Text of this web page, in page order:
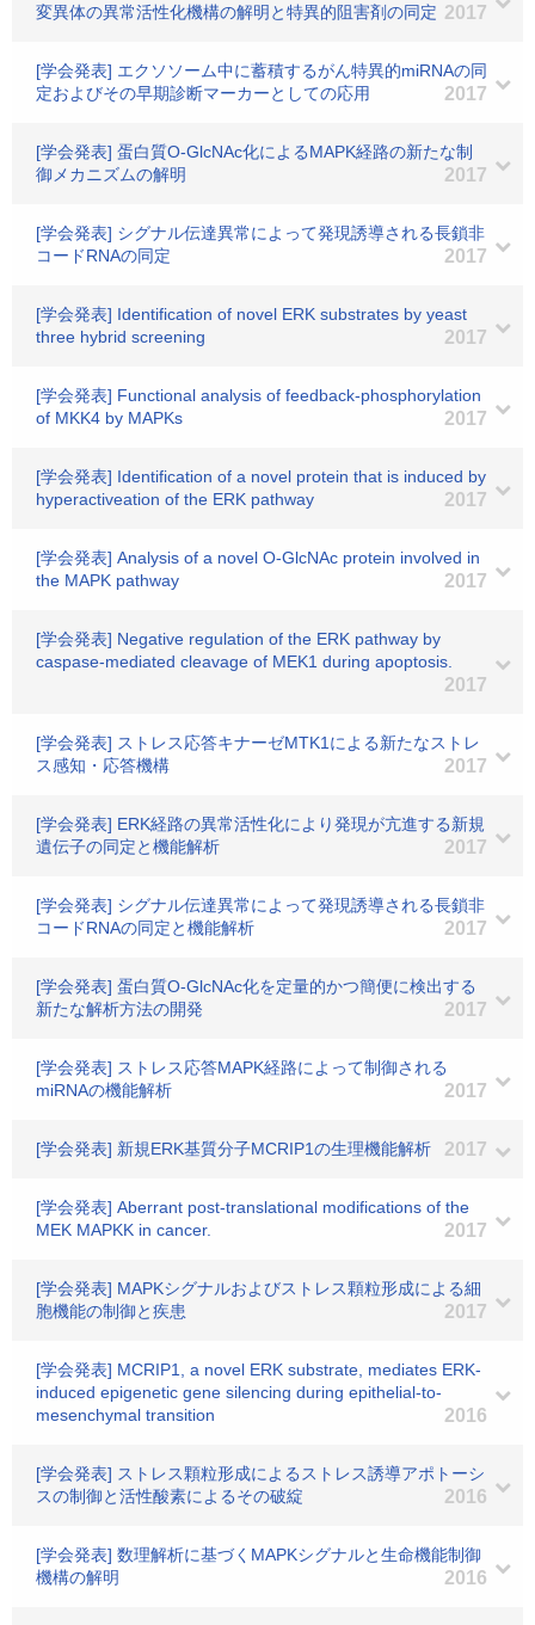
変異体の異常活性化機構の解明と特異的阻害剤の同定 2017
[学会発表] エクソソーム中に蓄積するがん特異的miRNAの同
定およびその早期診断マーカーとしての応用
2017
[学会発表] 蛋白質O-GlcNAc化によるMAPK経路の新たな制
御メカニズムの解明
2017
[学会発表] シグナル伝達異常によって発現誘導される長鎖非
コードRNAの同定
2017
[学会発表] Identification of novel ERK substrates by yeast
three hybrid screening
2017
[学会発表] Functional analysis of feedback-phosphorylation
of MKK4 by MAPKs
2017
[学会発表] Identification of a novel protein that is induced by
hyperactiveation of the ERK pathway
2017
[学会発表] Analysis of a novel O-GlcNAc protein involved in
the MAPK pathway
2017
[学会発表] Negative regulation of the ERK pathway by
caspase-mediated cleavage of MEK1 during apoptosis.
2017
[学会発表] ストレス応答キナーゼMTK1による新たなストレ
ス感知・応答機構
2017
[学会発表] ERK経路の異常活性化により発現が亢進する新規
遺伝子の同定と機能解析
2017
[学会発表] シグナル伝達異常によって発現誘導される長鎖非
コードRNAの同定と機能解析
2017
[学会発表] 蛋白質O-GlcNAc化を定量的かつ簡便に検出する
新たな解析方法の開発
2017
[学会発表] ストレス応答MAPK経路によって制御される
miRNAの機能解析
2017
[学会発表] 新規ERK基質分子MCRIP1の生理機能解析 2017
[学会発表] Aberrant post-translational modifications of the
MEK MAPKK in cancer.
2017
[学会発表] MAPKシグナルおよびストレス顆粒形成による細
胞機能の制御と疾患
2017
[学会発表] MCRIP1, a novel ERK substrate, mediates ERK-
induced epigenetic gene silencing during epithelial-to-
mesenchymal transition
2016
[学会発表] ストレス顆粒形成によるストレス誘導アポトーシ
スの制御と活性酸素によるその破綻
2016
[学会発表] 数理解析に基づくMAPKシグナルと生命機能制御
機構の解明
2016